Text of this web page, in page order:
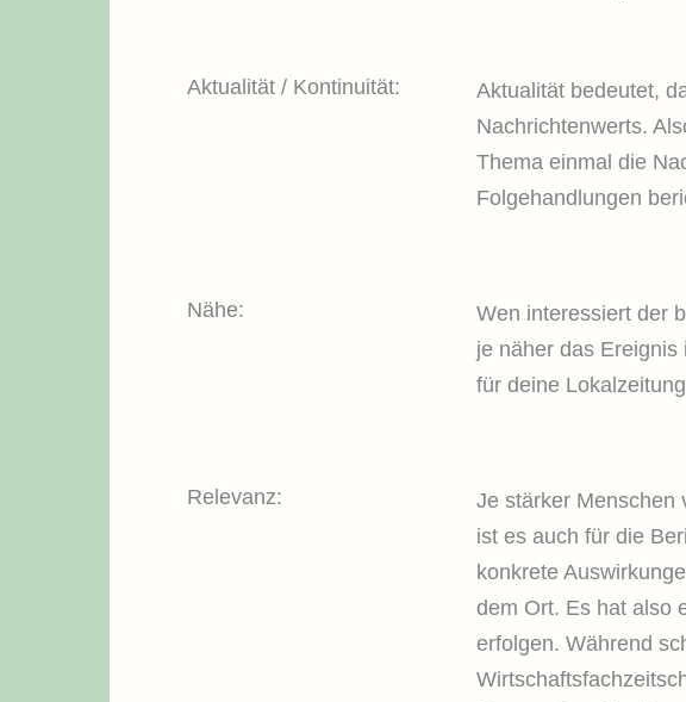
Aktualität / Kontinuität:
Aktualität bedeutet,
Nachrichtenwerts.
Thema einmal die
Folgehandlungen
Nähe:
Wen interessiert der
je näher das
für deine
Relevanz:
Je stärker Menschen
ist es auch für die
konkrete
dem Ort. Es hat also
erfolgen. Während